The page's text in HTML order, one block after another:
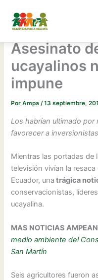
contenido
Asesinato
ucayalinos
impune
PorAmpa/13 septiembre,
Los habrían ultimado
favorecer a
Mientras las portadas de
televisión vivían la
Ecuador, una trágica
conservacionistas,
ucayalina.
MAS NOTICIAS
medio ambiente del
San Martín
Seis agricultores fueron